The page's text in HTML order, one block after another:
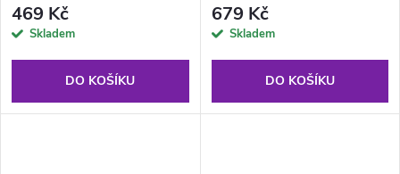
469 Kč
Skladem
DO KOŠÍKU
679 Kč
Skladem
DO KOŠÍKU